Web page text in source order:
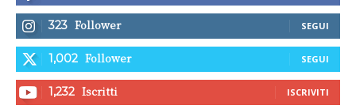
323 Follower SEGUI
1,002 Follower SEGUI
1,232 Iscritti ISCRIVITI